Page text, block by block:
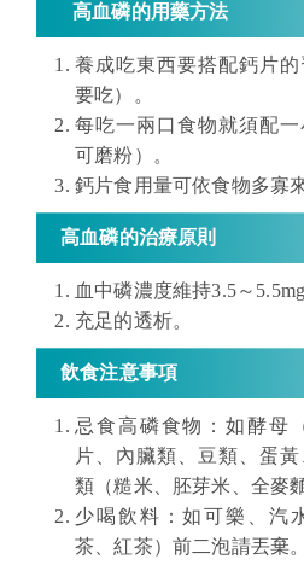
高血磷的用藥方法
養成吃東西要搭配鈣片
要吃）。
每吃一兩口食物就須配
可磨粉）
。
鈣片食用量可依食物多寡
高血磷的治療原則
血中磷濃度維持3.5～
充足的透析。
飲食注意事項
忌食高磷食物：如酵母
片、內臟類、豆類、蛋
類 （糙米、胚芽米、全麥
少喝飲料：如可樂、汽
茶、紅茶）前二泡請丟棄。